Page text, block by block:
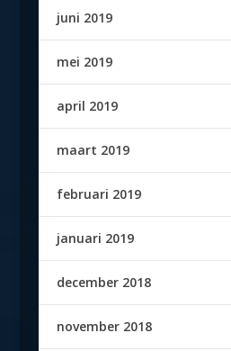
juni 2019
mei 2019
april 2019
maart 2019
februari 2019
januari 2019
december 2018
november 2018